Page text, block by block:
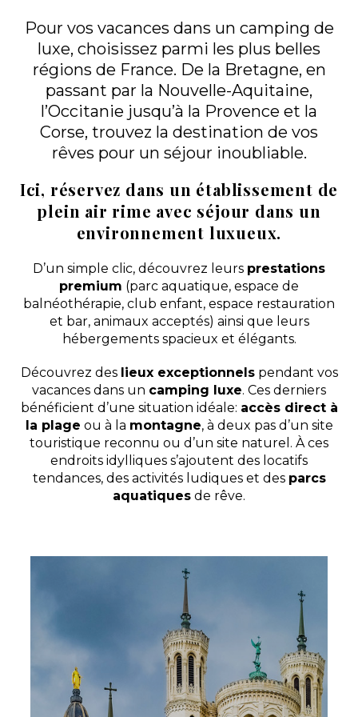
Découvrir
Mobil-home Premium
VIP avec Spa Privatif —
2 chambres / 4
personnes
2 chambres - 4
personnes - 35 m²
À partir de950 €/ 7
nuits
Découvrir ce
Chalet Premium 3 — 3
chambres / 8 personnes
À partir de850 €
Découvrir ce
locatif
Domaine de Champé
à la montagne.
★ 4.6/5 (1381 avis)
87€/ semaine en location
47€ / nuit en emplacement
Afficher les détails
Pour vos vacances dans un camping de
luxe, choisissez parmi les plus belles
régions de France. De la Bretagne, en
passant par la Nouvelle-Aquitaine,
l’Occitanie jusqu’à la Provence et la
Corse, trouvez la destination de vos
rêves pour un séjour inoubliable.
Ici, réservez dans un établissement de
plein air rime avec séjour dans un
environnement luxueux.
D’un simple clic, découvrez leurs prestations
premium (parc aquatique, espace de
balnéothérapie, club enfant, espace restauration
et bar, animaux acceptés) ainsi que leurs
hébergements spacieux et élégants.
Découvrez des lieux exceptionnelspendant vos
vacances dans un camping luxe. Ces derniers
bénéficient d’une situation idéale: accès direct à
la plage ou à la montagne, à deux pas d’un site
touristique reconnu ou d’un site naturel. À ces
endroits idylliques s’ajoutent des locatifs
tendances, des activités ludiques et des parcs
aquatiques de rêve.